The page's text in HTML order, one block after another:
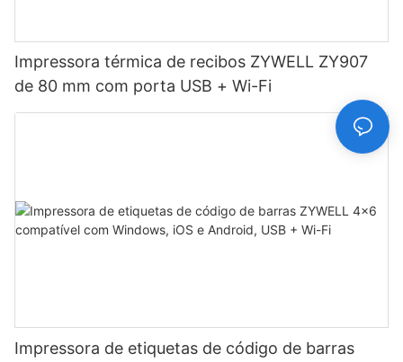
Impressora térmica de recibos ZYWELL ZY907
de 80 mm com porta USB + Wi-Fi
Impressora de etiquetas de código de barras